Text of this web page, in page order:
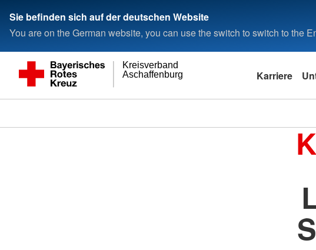
Sie befinden sich auf der deutschen Website
You are on the German website, you can use the switch to switch to the
Aschaffenburg
Kreisverband
Karriere